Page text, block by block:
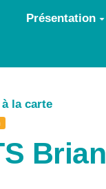
Présentation
la carte